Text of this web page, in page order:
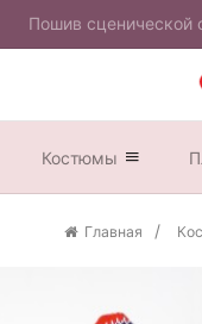
Пошив
Костюмы
Главная